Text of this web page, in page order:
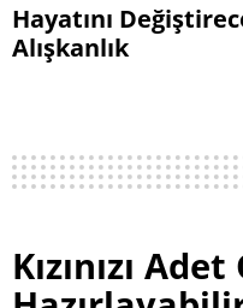
Hayatını
Alışkanlık
Kızınızı